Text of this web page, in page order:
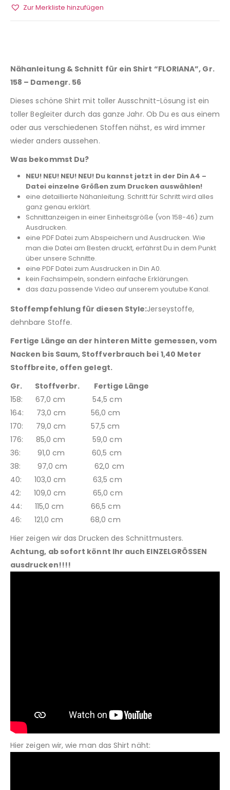
Zur Merkliste hinzufügen
Nähanleitung & Schnitt für ein Shirt “FLORIANA”, Gr.
158 – Damengr. 56
Dieses schöne Shirt mit toller Ausschnitt-Lösung ist ein
toller Begleiter durch das ganze Jahr. Ob Du es aus einem
oder aus verschiedenen Stoffen nähst, es wird immer
wieder anders aussehen.
Was bekommst Du?
NEU! NEU! NEU! NEU! Du kannst jetzt in der Din A4 –
Datei einzelne Größen zum Drucken auswählen!
eine detaillierte Nähanleitung. Schritt für Schritt wird alles
ganz genau erklärt.
Schnittanzeigen in einer Einheitsgröße (von 158-46) zum
Ausdrucken.
eine PDF Datei zum Abspeichern und Ausdrucken. Wie
man die Datei am Besten druckt, erfährst Du in dem Punkt
über unsere Schnitte.
eine PDF Datei zum Ausdrucken in Din A0.
kein Fachsimpeln, sondern einfache Erklärungen.
das dazu passende Video auf unserem youtube Kanal.
Stoffempfehlung für diesen Style:Jerseystoffe,
dehnbare Stoffe.
Fertige Länge an der hinteren Mitte gemessen, vom
Nacken bis Saum, Stoffverbrauch bei 1,40 Meter
Stoffbreite, offen gelegt.
Gr. Stoffverbr. Fertige Länge
158: 67,0 cm 54,5 cm
164: 73,0 cm 56,0 cm
170: 79,0 cm 57,5 cm
176: 85,0 cm 59,0 cm
36: 91,0 cm 60,5 cm
38: 97,0 cm 62,0 cm
40: 103,0 cm 63,5 cm
42: 109,0 cm 65,0 cm
44: 115,0 cm 66,5 cm
46: 121,0 cm 68,0 cm
Hier zeigen wir das Drucken des Schnittmusters.
Achtung, ab sofort könnt Ihr auch EINZELGRÖSSEN
ausdrucken!!!!
Hier zeigen wir, wie man das Shirt näht: